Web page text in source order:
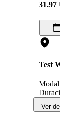
31.97
Test
Ver